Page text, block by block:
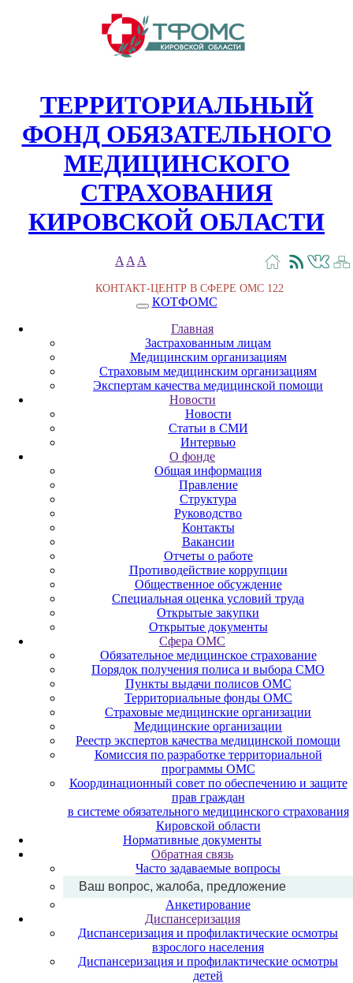
ТЕРРИТОРИАЛЬНЫЙ
ФОНД ОБЯЗАТЕЛЬНОГО
МЕДИЦИНСКОГО
СТРАХОВАНИЯ
КИРОВСКОЙ ОБЛАСТИ
A A A
КОНТАКТ-ЦЕНТР В СФЕРЕ ОМС 122
КОТФОМС
Главная
Застрахованным лицам
Медицинским организациям
Страховым медицинским организациям
Экспертам качества медицинской помощи
Новости
Новости
Статьи в СМИ
Интервью
О фонде
Общая информация
Правление
Структура
Руководство
Контакты
Вакансии
Отчеты о работе
Противодействие коррупции
Общественное обсуждение
Специальная оценка условий труда
Открытые закупки
Открытые документы
Сфера ОМС
Обязательное медицинское страхование
Порядок получения полиса и выбора СМО
Пункты выдачи полисов ОМС
Территориальные фонды ОМС
Страховые медицинские организации
Медицинские организации
Реестр экспертов качества медицинской помощи
Комиссия по разработке территориальной
программы ОМС
Координационный совет по обеспечению и защите
прав граждан
в системе обязательного медицинского страхования
Кировской области
Нормативные документы
Обратная связь
Часто задаваемые вопросы
Ваш вопрос, жалоба, предложение
Анкетирование
Диспансеризация
Диспансеризация и профилактические осмотры
взрослого населения
Диспансеризация и профилактические осмотры
детей